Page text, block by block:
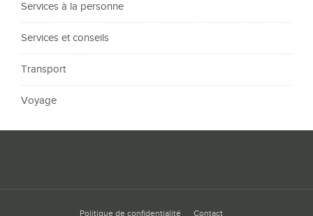
Services à la personne
Services et conseils
Transport
Voyage
Politique de confidentialité Contact